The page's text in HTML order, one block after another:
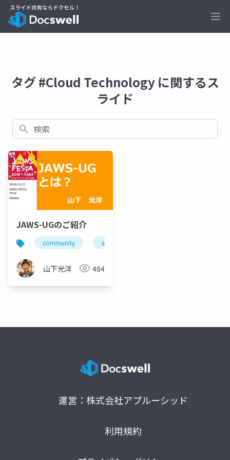
タグ #Cloud Technology に関するス
ライド
検索
JAWS-UGのご紹介
community aws
山下光洋 484
運営：株式会社アプルーシッド
利用規約